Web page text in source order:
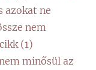
azokat ne
nem
(1)
minősül az